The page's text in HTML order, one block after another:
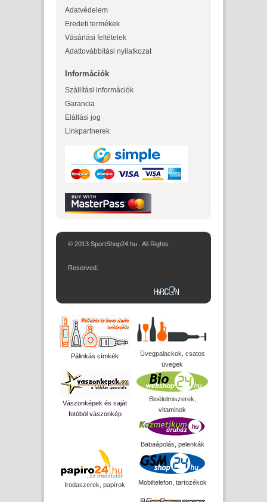
Adatvédelem
Eredeti termékek
Vásárlási feltételek
Adattovábbítási nyilatkozat
Információk
Szállítási információk
Garancia
Elállási jog
Linkpartnerek
© 2013 SportShop24.hu . All Rights
Reserved.
Pálinkás címkék
Üvegpalackok, csatos
üvegek
Vászonképek és saját
fotóból vászonkép
Bioélelmiszerek,
vitaminok
Babaápolás, pelenkák
Irodaszerek, papírok Mobiltelefon, tartozékok